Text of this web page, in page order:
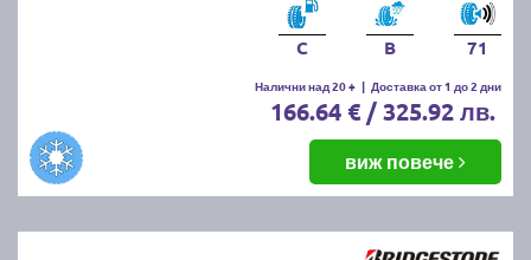
C B 71
Налични над 20 + | Доставка от 1 до 2 дни
166.64 € / 325.92 лв.
виж повече